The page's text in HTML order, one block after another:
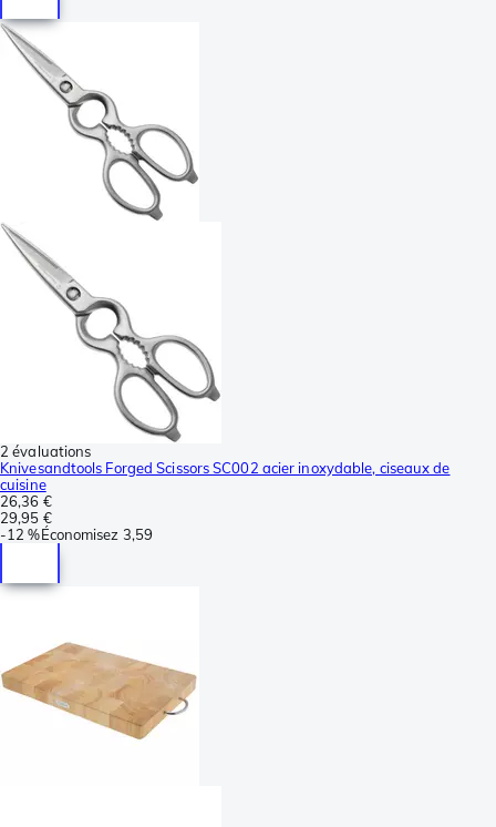
2 évaluations
Knivesandtools Forged Scissors SC002 acier inoxydable, ciseaux de
cuisine
26,36 €
29,95 €
-12 %Économisez 3,59